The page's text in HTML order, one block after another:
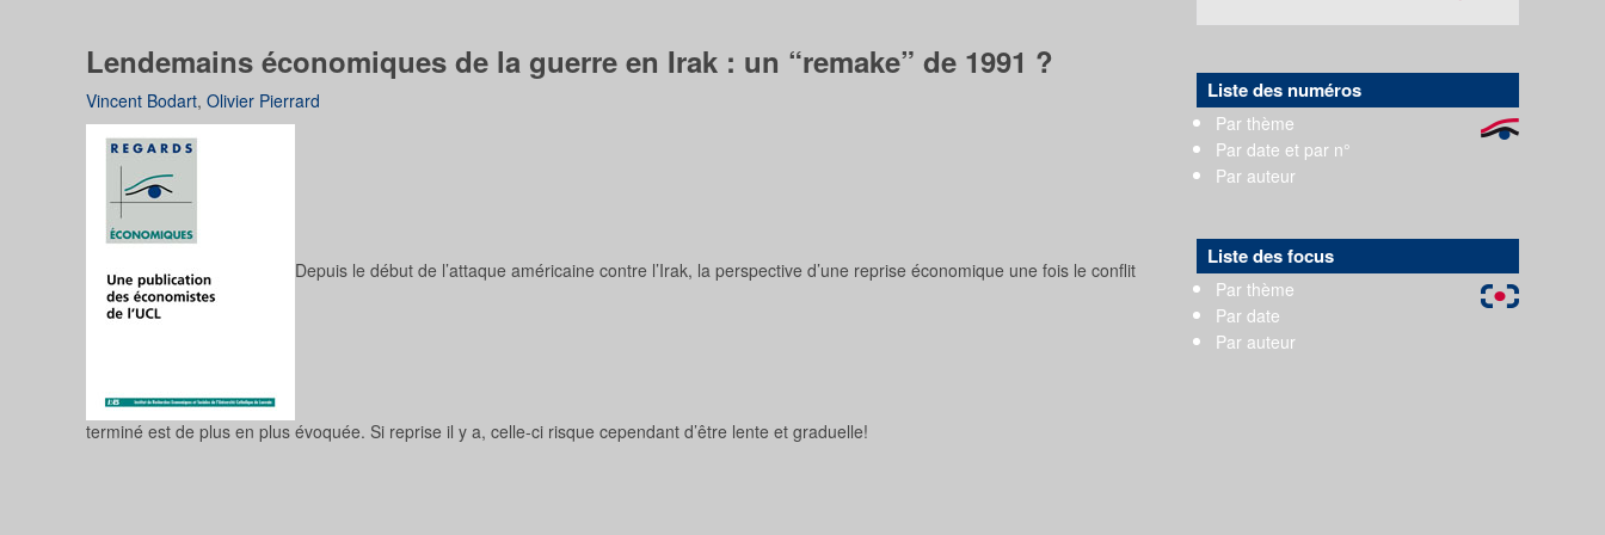
Lendemains économiques de la guerre en Irak : un “remake” de 1991 ?
Vincent Bodart, Olivier Pierrard
Depuis le début de l’attaque américaine contre l’Irak, la perspective d’une reprise économique une fois le conflit
terminé est de plus en plus évoquée. Si reprise il y a, celle-ci risque cependant d’être lente et graduelle!
Liste des numéros
Par thème
Par date et par n°
Par auteur
Liste des focus
Par thème
Par date
Par auteur